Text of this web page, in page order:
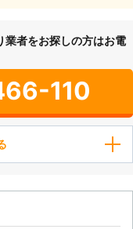
業者をお探しの方はお電
110